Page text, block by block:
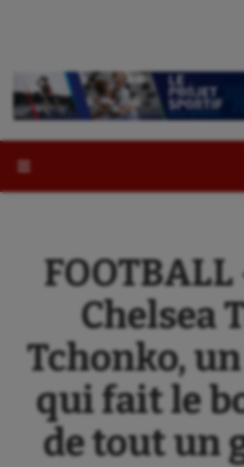
FOOTBALL
Chelsea
Tchonko,
qui fait le
de tout un